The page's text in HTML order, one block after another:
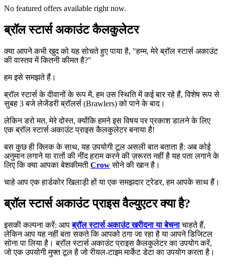
No featured offers available right now.
ब्रॉल स्टार्स अकाउंट कैलकुलेटर
क्या आपने कभी खुद को यह सोचते हुए पाया है, "हम्म, मेरे ब्रॉल स्टार्स अकाउंट
की वास्तव में कितनी कीमत है?"
हम इसे समझते हैं।
ब्रॉल स्टार्स के दीवानों के रूप में, हम उस स्थिति में कई बार रहे हैं, विशेष रूप से
सुबह 3 बजे लेजेंडरी ब्रॉलर्स (Brawlers) को पाने के बाद।
लेकिन डरो मत, मेरे दोस्त, क्योंकि हमने इस विषय पर प्रकाश डालने के लिए
एक ब्रॉल स्टार्स अकाउंट प्राइस कैलकुलेटर बनाया है!
बस कुछ ही क्लिक के साथ, यह उपयोगी टूल असली बात बताता है: अब कोई
अनुमान लगाने या रातों की नींद हराम करने की ज़रूरत नहीं है यह पता लगाने के
लिए कि क्या आपका बेशकीमती Crowसोने की खान है।
चाहे आप एक हार्डकोर खिलाड़ी हों या एक समझदार ट्रेडर, हम आपके साथ हैं।
ब्रॉल स्टार्स अकाउंट प्राइस वैल्युएटर क्या है?
इसकी कल्पना करें: आपब्रॉल स्टार्स अकाउंट खरीदना या बेचनाचाहते हैं,
लेकिन आप यह नहीं बता सकते कि आपको ठगा जा रहा है या आपने डिजिटल
सोना पा लिया है। ब्रॉल स्टार्स अकाउंट प्राइस कैलकुलेटर का उपयोग करें,
जो एक उपयोगी मुफ्त टूल है जो रीयल-टाइम मार्केट डेटा का उपयोग करता है।